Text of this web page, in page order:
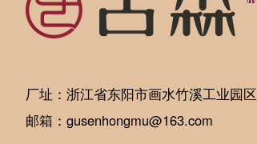
厂址：浙江省东阳市画水竹溪工业园区
邮箱：gusenhongmu@163.com